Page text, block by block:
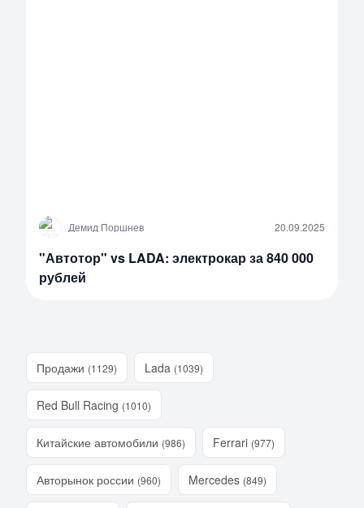
Д Демид Поршнев 20.09.2025
"Автотор" vs LADA: электрокар за 840 000
рублей
Продажи (1129) Lada (1039)
Red Bull Racing (1010)
Китайские автомобили (986) Ferrari (977)
Авторынок россии (960) Mercedes (849)